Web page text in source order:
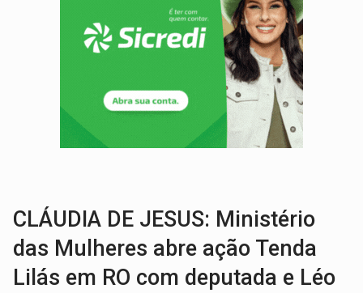
ELEIÇÕES 2026:Policial candidato a deputado federal do PL declara
Publicação Legal:AVISO DE LICITAÇÃO: PREGÃO ELETRÔNICO N.°
Denúncia de 'tribunal do crime' leva PM a prender
NO FLAGRA:'Churrasco' e comparsas do CV são presos com moto
URGENTE: Homem é baleado após apontar arma para
CLÁUDIA DE JESUS: Ministério
das Mulheres abre ação Tenda
Lilás em RO com deputada e Léo